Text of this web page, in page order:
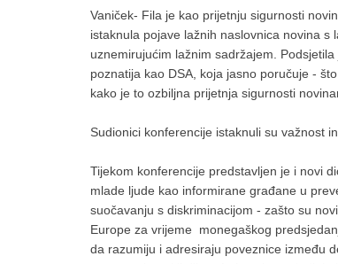
Vaniček- Fila je kao prijetnju sigurnosti
istaknula pojave lažnih naslovnica novina
uznemirujućim lažnim sadržajem.
poznatija kao DSA, koja jasno poručuje -
kako je to ozbiljna prijetnja sigurnosti
Sudionici konferencije istaknuli su važnost
Tijekom konferencije predstavljen je i novi
mlade ljude kao informirane građane u
suočavanju s diskriminacijom - zašto su
Europe za vrijeme monegaškog
da razumiju i adresiraju poveznice između